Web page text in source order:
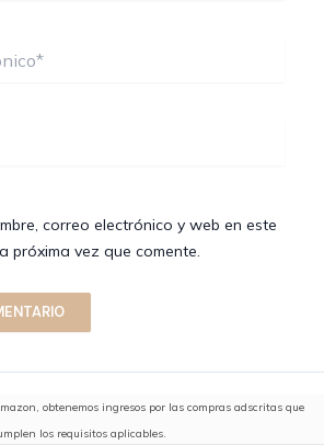
correo electrónico y web en este
próxima vez que comente.
obtenemos ingresos por las compras adscritas que
los requisitos aplicables.